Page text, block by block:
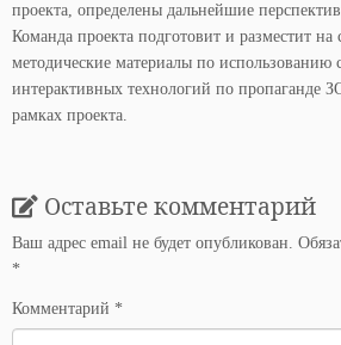
проекта, определены дальнейшие
Команда проекта подготовит и разместит на
методические материалы по использованию
интерактивных технологий по пропаганде
рамках проекта.
Оставьте комментарий
Ваш адрес email не будет опубликован.
*
Комментарий *